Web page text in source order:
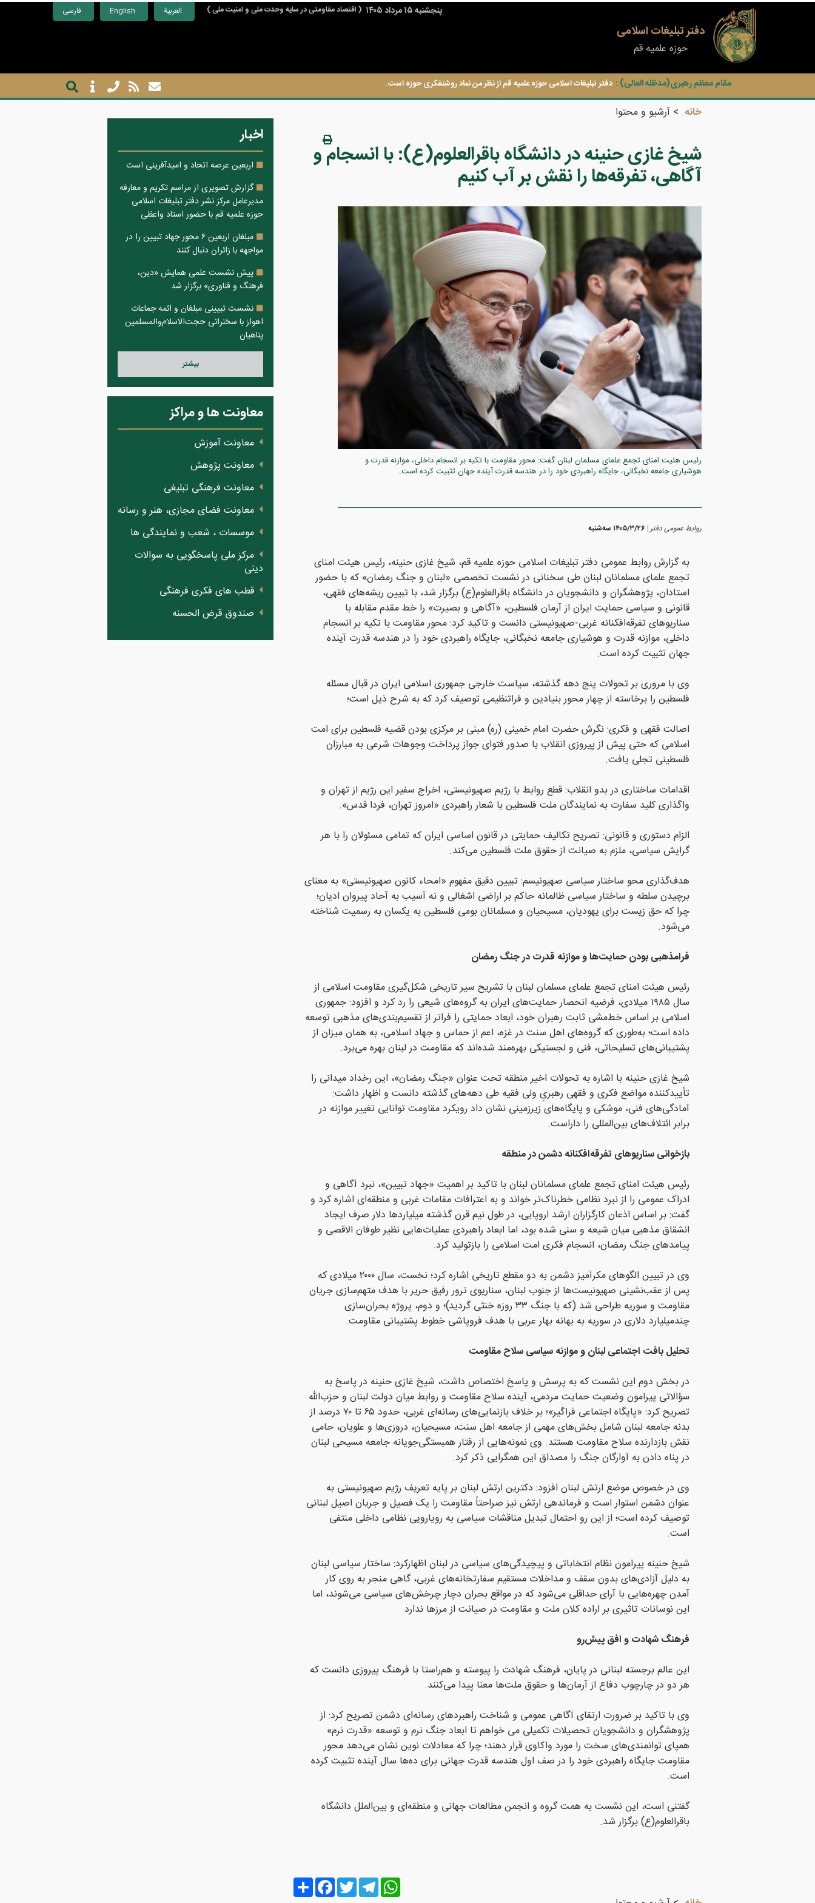
فارسی English العربية پنجشنبه ۱۵ مرداد ۱۴۰۵ ( اقتصاد مقاومتی در سایه وحدت ملی و امنیت ملی )
دفتر تبلیغات اسلامی
حوزه علمیه قم
مقام معظم رهبری(مدظله العالی) : دفتر تبلیغات اسلامی حوزه علمیه قم از نظر من نماد روشنفکری حوزه است.
خانه آرشیو و محتوا
شیخ غازی حنینه در دانشگاه باقرالعلوم(ع): با انسجام و
آگاهی، تفرقه‌ها را نقش بر آب کنیم
رئیس هئیت امنای تجمع علمای مسلمان لبنان گفت: محور مقاومت با تکیه بر انسجام داخلی، موازنه قدرت و
هوشیاری جامعه نخبگانی، جایگاه راهبردی خود را در هندسه قدرت آینده جهان تثبیت کرده است.
روابط عمومی دفتر | ۱۴۰۵/۳/۲۶ سه‌شنبه
به گزارش روابط عمومی دفتر تبلیغات اسلامی حوزه علمیه قم، شیخ غازی حنینه، رئیس هیئت امنای
تجمع علمای مسلمانان لبنان طی سخنانی در نشست تخصصی «لبنان و جنگ رمضان» که با حضور
استادان، پژوهشگران و دانشجویان در دانشگاه باقرالعلوم(ع) برگزار شد، با تبیین ریشه‌های فقهی،
قانونی و سیاسی حمایت ایران از آرمان فلسطین، «آگاهی و بصیرت» را خط مقدم مقابله با
سناریوهای تفرقه‌افکنانه غربی-صهیونیستی دانست و تاکید کرد: محور مقاومت با تکیه بر انسجام
داخلی، موازنه قدرت و هوشیاری جامعه نخبگانی، جایگاه راهبردی خود را در هندسه قدرت آینده
جهان تثبیت کرده است.
وی با مروری بر تحولات پنج دهه گذشته، سیاست خارجی جمهوری اسلامی ایران در قبال مسئله
فلسطین را برخاسته از چهار محور بنیادین و فراتنظیمی توصیف کرد که به شرح ذیل است؛
اصالت فقهی و فکری: نگرش حضرت امام خمینی (ره) مبنی بر مرکزی بودن قضیه فلسطین برای امت
اسلامی که حتی پیش از پیروزی انقلاب با صدور فتوای جواز پرداخت وجوهات شرعی به مبارزان
فلسطینی تجلی یافت.
اقدامات ساختاری در بدو انقلاب: قطع روابط با رژیم صهیونیستی، اخراج سفیر این رژیم از تهران و
واگذاری کلید سفارت به نمایندگان ملت فلسطین با شعار راهبردی «امروز تهران، فردا قدس».
الزام دستوری و قانونی: تصریح تکالیف حمایتی در قانون اساسی ایران که تمامی مسئولان را با هر
گرایش سیاسی، ملزم به صیانت از حقوق ملت فلسطین می‌کند.
هدف‌گذاری محو ساختار سیاسی صهیونیسم: تبیین دقیق مفهوم «امحاء کانون صهیونیستی» به معنای
برچیدن سلطه و ساختار سیاسی ظالمانه حاکم بر اراضی اشغالی و نه آسیب به آحاد پیروان ادیان؛
چرا که حق زیست برای یهودیان، مسیحیان و مسلمانان بومی فلسطین به یکسان به رسمیت شناخته
می‌شود.
فرامذهبی بودن حمایت‌ها و موازنه قدرت در جنگ رمضان
رئیس هیئت امنای تجمع علمای مسلمان لبنان با تشریح سیر تاریخی شکل‌گیری مقاومت اسلامی از
سال ۱۹۸۵ میلادی، فرضیه انحصار حمایت‌های ایران به گروه‌های شیعی را رد کرد و افزود: جمهوری
اسلامی بر اساس خط‌مشی ثابت رهبران خود، ابعاد حمایتی را فراتر از تقسیم‌بندی‌های مذهبی توسعه
داده است؛ به‌طوری که گروه‌های اهل سنت در غزه، اعم از حماس و جهاد اسلامی، به همان میزان از
پشتیبانی‌های تسلیحاتی، فنی و لجستیکی بهره‌مند شده‌اند که مقاومت در لبنان بهره می‌برد.
شیخ غازی حنینه با اشاره به تحولات اخیر منطقه تحت عنوان «جنگ رمضان»، این رخداد میدانی را
تأییدکننده مواضع فکری و فقهی رهبریِ ولی فقیه طی دهه‌های گذشته دانست و اظهار داشت:
آمادگی‌های فنی، موشکی و پایگاه‌های زیرزمینی نشان داد رویکرد مقاومت توانایی تغییر موازنه در
برابر ائتلاف‌های بین‌المللی را داراست.
بازخوانی سناریوهای تفرقه‌افکنانه دشمن در منطقه
رئیس هیئت امنای تجمع علمای مسلمانان لبنان با تاکید بر اهمیت «جهاد تبیین»، نبرد آگاهی و
ادراک عمومی را از نبرد نظامی خطرناک‌تر خواند و به اعترافات مقامات غربی و منطقه‌ای اشاره کرد و
گفت: بر اساس اذعان کارگزاران ارشد اروپایی، در طول نیم قرن گذشته میلیاردها دلار صرف ایجاد
انشقاق مذهبی میان شیعه و سنی شده بود، اما ابعاد راهبردی عملیات‌هایی نظیر طوفان الاقصی و
پیامدهای جنگ رمضان، انسجام فکری امت اسلامی را بازتولید کرد.
وی در تبیین الگوهای مکرآمیز دشمن به دو مقطع تاریخی اشاره کرد؛ نخست، سال ۲۰۰۰ میلادی که
پس از عقب‌نشینی صهیونیست‌ها از جنوب لبنان، سناریوی ترور رفیق حریر با هدف متهم‌سازی جریان
مقاومت و سوریه طراحی شد (که با جنگ ۳۳ روزه خنثی گردید)؛ و دوم، پروژه بحران‌سازی
چندمیلیارد دلاری در سوریه به بهانه بهار عربی با هدف فروپاشی خطوط پشتیبانی مقاومت.
تحلیل بافت اجتماعی لبنان و موازنه سیاسی سلاح مقاومت
در بخش دوم این نشست که به پرسش و پاسخ اختصاص داشت، شیخ غازی حنینه در پاسخ به
سؤالاتی پیرامون وضعیت حمایت مردمی، آینده سلاح مقاومت و روابط میان دولت لبنان و حزب‌الله
تصریح کرد: «پایگاه اجتماعی فراگیر»؛ بر خلاف بازنمایی‌های رسانه‌ای غربی، حدود ۶۵ تا ۷۰ درصد از
بدنه جامعه لبنان شامل بخش‌های مهمی از جامعه اهل سنت، مسیحیان، دروزی‌ها و علویان، حامی
نقش بازدارنده سلاح مقاومت هستند. وی نمونه‌هایی از رفتار همبستگی‌جویانه جامعه مسیحی لبنان
در پناه دادن به آوارگان جنگ را مصداق این همگرایی ذکر کرد.
وی در خصوص موضع ارتش لبنان افزود: دکترین ارتش لبنان بر پایه تعریف رژیم صهیونیستی به
عنوان دشمن استوار است و فرماندهی ارتش نیز صراحتاً مقاومت را یک فصیل و جریان اصیل لبنانی
توصیف کرده است؛ از این رو احتمال تبدیل مناقشات سیاسی به رویارویی نظامی داخلی منتفی
است.
شیخ حنینه پیرامون نظام انتخاباتی و پیچیدگی‌های سیاسی در لبنان اظهارکرد: ساختار سیاسی لبنان
به دلیل آزادی‌های بدون سقف و مداخلات مستقیم سفارتخانه‌های غربی، گاهی منجر به روی کار
آمدن چهره‌هایی با آرای حداقلی می‌شود که در مواقع بحران دچار چرخش‌های سیاسی می‌شوند، اما
این نوسانات تاثیری بر اراده کلان ملت و مقاومت در صیانت از مرزها ندارد.
فرهنگ شهادت و افق پیش‌رو
این عالم برجسته لبنانی در پایان، فرهنگ شهادت را پیوسته و هم‌راستا با فرهنگ پیروزی دانست که
هر دو در چارچوب دفاع از آرمان‌ها و حقوق ملت‌ها معنا پیدا می‌کنند.
وی با تاکید بر ضرورت ارتقای آگاهی عمومی و شناخت راهبردهای رسانه‌ای دشمن تصریح کرد: از
پژوهشگران و دانشجویان تحصیلات تکمیلی می خواهم تا ابعاد جنگ نرم و توسعه «قدرت نرم»
همپای توانمندی‌های سخت را مورد واکاوی قرار دهند؛ چرا که معادلات نوین نشان می‌دهد محور
مقاومت جایگاه راهبردی خود را در صف اول هندسه قدرت جهانی برای ده‌ها سال آینده تثبیت کرده
است.
گفتنی است، این نشست به همت گروه و انجمن مطالعات جهانی و منطقه‌ای و بین‌الملل دانشگاه
باقرالعلوم(ع) برگزار شد.
Share
FacebookTwitter
Telegram
WhatsApp
اخبار
اربعین عرصه اتحاد و امیدآفرینی است
گزارش تصویری از مراسم تکریم و معارفه
مدیرعامل مرکز نشر دفتر تبلیغات اسلامی
حوزه علمیه قم با حضور استاد واعظی
مبلغان اربعین ۶ محور جهاد تبیین را در
مواجهه با زائران دنبال کنند
پیش نشست علمی همایش «دین،
فرهنگ و فناوری» برگزار شد
نشست تبیینی مبلغان و ائمه جماعات
اهواز با سخنرانی حجت‌الاسلام‌والمسلمین
پناهیان
بيشتر
معاونت ها و مراکز
معاونت آموزش
معاونت پژوهش
معاونت فرهنگی تبلیغی
معاونت فضای مجازی، هنر و رسانه
موسسات ، شعب و نمایندگی ها
مرکز ملی پاسخگویی به سوالات
دینی
قطب های فکری فرهنگی
صندوق قرض الحسنه